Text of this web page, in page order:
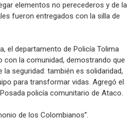
elementos no perecederos y de la
fueron entregados con la silla de
el departamento de Policía Tolima
la comunidad, demostrando que
la seguridad: también es solidaridad,
para transformar vidas. Agregó el
policía comunitario de Ataco.
de los Colombianos”.